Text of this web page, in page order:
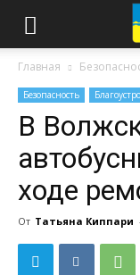
Главная
Безопасность
В
ходе
От Татьяна Киппари